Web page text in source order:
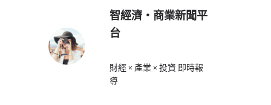
智經濟・商業新聞平
台
財經 × 產業 × 投資 即時報
導